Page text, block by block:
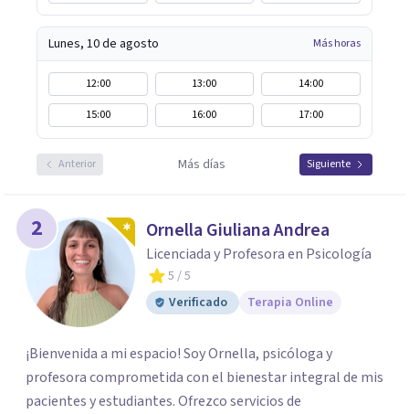
Lunes, 10 de agosto Más horas
12:00 13:00
14:00
15:00
16:00 17:00
Anterior Más días Siguiente
2 Ornella Giuliana Andrea
Licenciada y Profesora en Psicología
5 / 5
Verificado
Terapia Online
¡Bienvenida a mi espacio! Soy Ornella, psicóloga y
profesora comprometida con el bienestar integral de mis
pacientes y estudiantes. Ofrezco servicios de